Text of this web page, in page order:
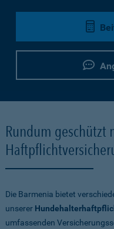
Rundum geschützt
Die Barmenia bietet
unserer
umfassenden